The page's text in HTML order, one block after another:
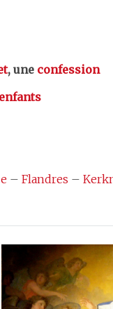
, une confession
enfants
– Flandres –